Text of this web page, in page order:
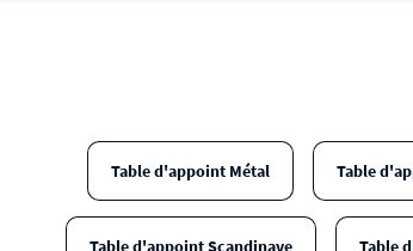
Table d'appoint Métal Table
Table d'appoint Scandinave Table